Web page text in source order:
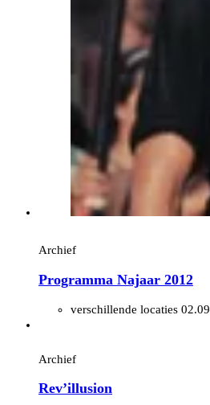
Archief
Programma Najaar 2012
verschillende locaties
Archief
Rev’illusion